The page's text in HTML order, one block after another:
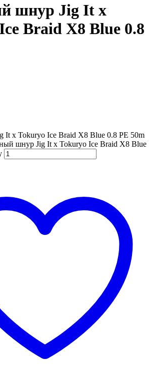
шнур Jig It x
Braid X8 Blue 0.8
It x Tokuryo Ice Braid X8 Blue 0.8 PE 50m
шнур Jig It x Tokuryo Ice Braid X8 Blue